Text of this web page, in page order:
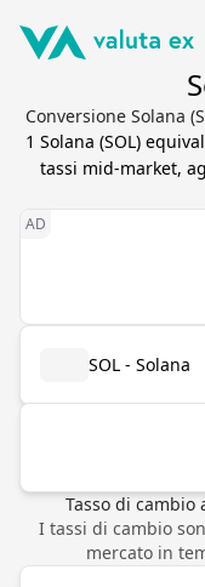
Conversione Solana
1 Solana (SOL)
tassi mid-market,
SOL - Solana
Tasso di cambio
I tassi di cambio
mercato in